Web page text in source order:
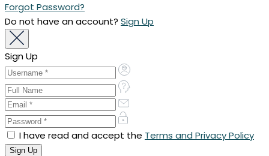
Forgot Password?
Do not have an account? Sign Up
Sign Up
I have read and accept the Terms and Privacy Policy